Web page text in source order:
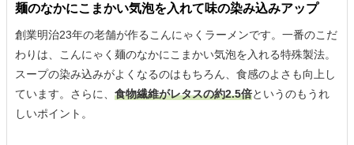
麺のなかにこまかい気泡を入れて味の染み込みアップ
創業明治23年の老舗が作るこんにゃくラーメンです。一番のこだ
わりは、こんにゃく麺のなかにこまかい気泡を入れる特殊製法。
スープの染み込みがよくなるのはもちろん、食感のよさも向上し
ています。さらに、 食物繊維がレタスの約2.5倍というのもうれ
しいポイント。